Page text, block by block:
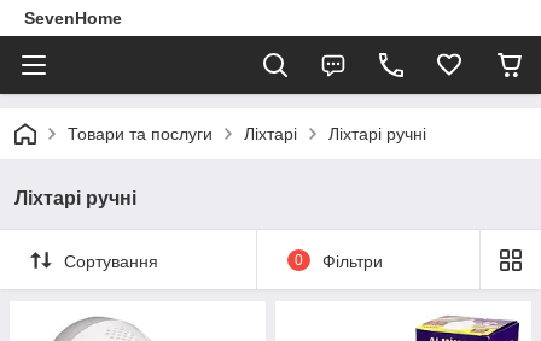
SevenHome
Товари та послуги Ліхтарі Ліхтарі ручні
Ліхтарі ручні
Сортування 0 Фільтри